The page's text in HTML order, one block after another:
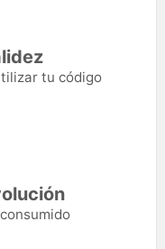
tu código